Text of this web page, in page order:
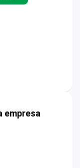
empresa